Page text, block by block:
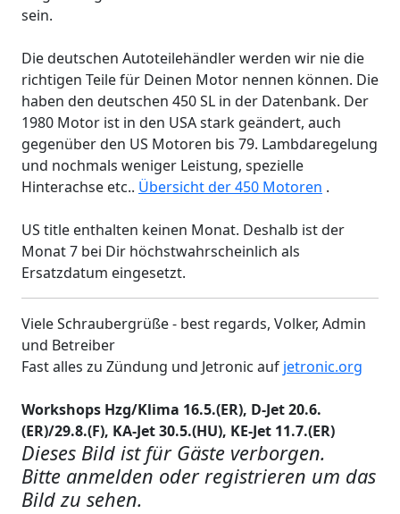
sein.
Die deutschen Autoteilehändler werden wir nie die
richtigen Teile für Deinen Motor nennen können. Die
haben den deutschen 450 SL in der Datenbank. Der
1980 Motor ist in den USA stark geändert, auch
gegenüber den US Motoren bis 79. Lambdaregelung
und nochmals weniger Leistung, spezielle
Hinterachse etc.. Übersicht der 450 Motoren .
US title enthalten keinen Monat. Deshalb ist der
Monat 7 bei Dir höchstwahrscheinlich als
Ersatzdatum eingesetzt.
Viele Schraubergrüße - best regards, Volker, Admin
und Betreiber
Fast alles zu Zündung und Jetronic auf jetronic.org
Workshops Hzg/Klima 16.5.(ER), D-Jet 20.6.
(ER)/29.8.(F), KA-Jet 30.5.(HU), KE-Jet 11.7.(ER)
Dieses Bild ist für Gäste verborgen.
Bitte anmelden oder registrieren um das
Bild zu sehen.